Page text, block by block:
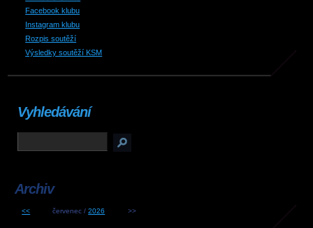
Facebook klubu
Instagram klubu
Rozpis soutěží
Výsledky soutěží KSM
Vyhledávání
Archiv
<< červenec /2026 >>